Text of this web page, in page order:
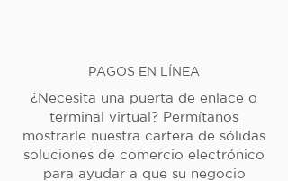
PAGOS EN LÍNEA
¿Necesita una puerta de enlace o
terminal virtual? Permítanos
mostrarle nuestra cartera de sólidas
soluciones de comercio electrónico
para ayudar a que su negocio